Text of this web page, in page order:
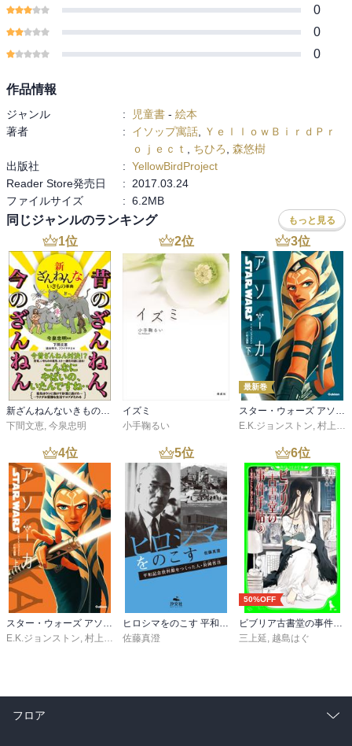
0
0
0
作品情報
ジャンル : 児童書 - 絵本
著者
: イソップ寓話
ＹｅｌｌｏｗＢｉｒｄＰｒ
ｏｊｅｃｔ
ちひろ
森悠樹
出版社
: YellowBirdProject
Reader Store発売日
:
2017.03.24
ファイルサイズ
: 6.2MB
同じジャンルのランキング もっと見る
1位
新ざんねんないきもの事典 昔のざんねん、今のざんねん
下間文恵, 今泉忠明
2位
イズミ
小手鞠るい
3位
最新巻
スター・ウォーズ アソーカ 下
E.K.ジョンストン, 村上清幸
4位
E.K.ジョンストン 村上清幸
5位
佐藤真澄
6位
50%OFF
三上延 越島はぐ
フロア